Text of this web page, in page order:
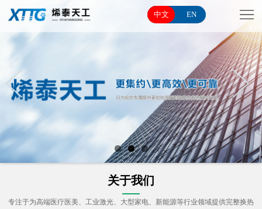
中文 EN
列
领
闻
心
联
我
关于我们
专注于为高端医疗医美、工业激光、大型家电、新能源等行业领域提供完整换热